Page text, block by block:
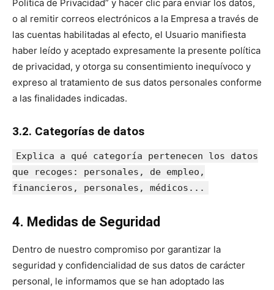
Política de Privacidad” y hacer clic para enviar los datos,
o al remitir correos electrónicos a la Empresa a través de
las cuentas habilitadas al efecto, el Usuario manifiesta
haber leído y aceptado expresamente la presente política
de privacidad, y otorga su consentimiento inequívoco y
expreso al tratamiento de sus datos personales conforme
a las finalidades indicadas.
3.2. Categorías de datos
Explica a qué categoría pertenecen los datos
que recoges: personales, de empleo,
financieros, personales, médicos...
4. Medidas de Seguridad
Dentro de nuestro compromiso por garantizar la
seguridad y confidencialidad de sus datos de carácter
personal, le informamos que se han adoptado las